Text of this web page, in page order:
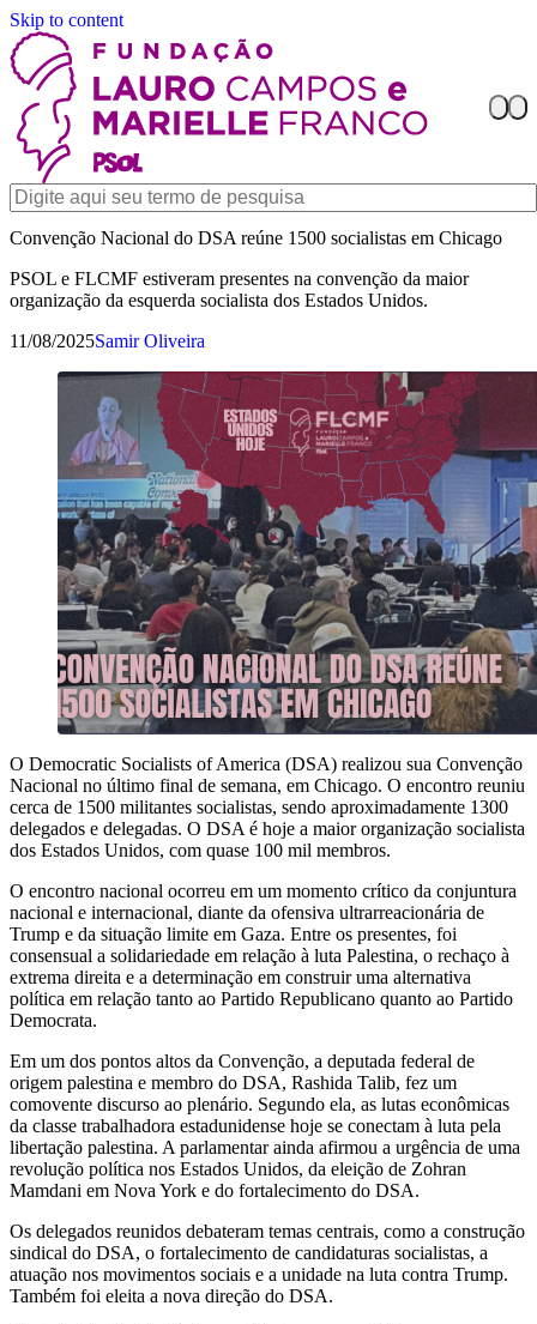
Skip to content
Convenção Nacional do DSA reúne 1500 socialistas em Chicago
PSOL e FLCMF estiveram presentes na convenção da maior
organização da esquerda socialista dos Estados Unidos.
11/08/2025Samir Oliveira
O Democratic Socialists of America (DSA) realizou sua Convenção
Nacional no último final de semana, em Chicago. O encontro reuniu
cerca de 1500 militantes socialistas, sendo aproximadamente 1300
delegados e delegadas. O DSA é hoje a maior organização socialista
dos Estados Unidos, com quase 100 mil membros.
O encontro nacional ocorreu em um momento crítico da conjuntura
nacional e internacional, diante da ofensiva ultrarreacionária de
Trump e da situação limite em Gaza. Entre os presentes, foi
consensual a solidariedade em relação à luta Palestina, o rechaço à
extrema direita e a determinação em construir uma alternativa
política em relação tanto ao Partido Republicano quanto ao Partido
Democrata.
Em um dos pontos altos da Convenção, a deputada federal de
origem palestina e membro do DSA, Rashida Talib, fez um
comovente discurso ao plenário. Segundo ela, as lutas econômicas
da classe trabalhadora estadunidense hoje se conectam à luta pela
libertação palestina. A parlamentar ainda afirmou a urgência de uma
revolução política nos Estados Unidos, da eleição de Zohran
Mamdani em Nova York e do fortalecimento do DSA.
Os delegados reunidos debateram temas centrais, como a construção
sindical do DSA, o fortalecimento de candidaturas socialistas, a
atuação nos movimentos sociais e a unidade na luta contra Trump.
Também foi eleita a nova direção do DSA.